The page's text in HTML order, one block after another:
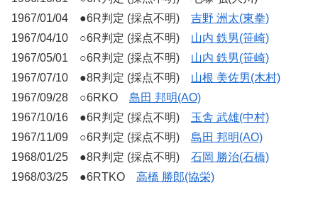
1967/01/04 ●6R判定 (採点不明) 吉野 洲太(東拳)
1967/04/10 ○6R判定 (採点不明) 山内 鉄男(笹崎)
1967/05/01 ○6R判定 (採点不明) 山内 鉄男(笹崎)
1967/07/10 ●8R判定 (採点不明) 山根 美佐男(木村)
1967/09/28 ○6RKO 島田 邦明(AO)
1967/10/16 ●6R判定 (採点不明) 玉舎 武雄(中村)
1967/11/09 ○6R判定 (採点不明) 島田 邦明(AO)
1968/01/25 ●8R判定 (採点不明) 石岡 勝治(石橋)
1968/03/25 ●6RTKO 高橋 勝郎(協栄)